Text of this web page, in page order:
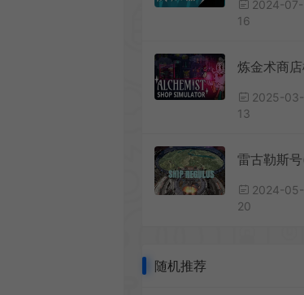
2024-07-
16
2025-03-
13
2024-05-
20
随机推荐